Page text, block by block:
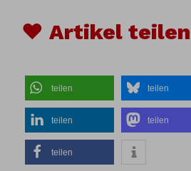
♥ Artikel teilen
teilen teilen
teilen teilen
teilen